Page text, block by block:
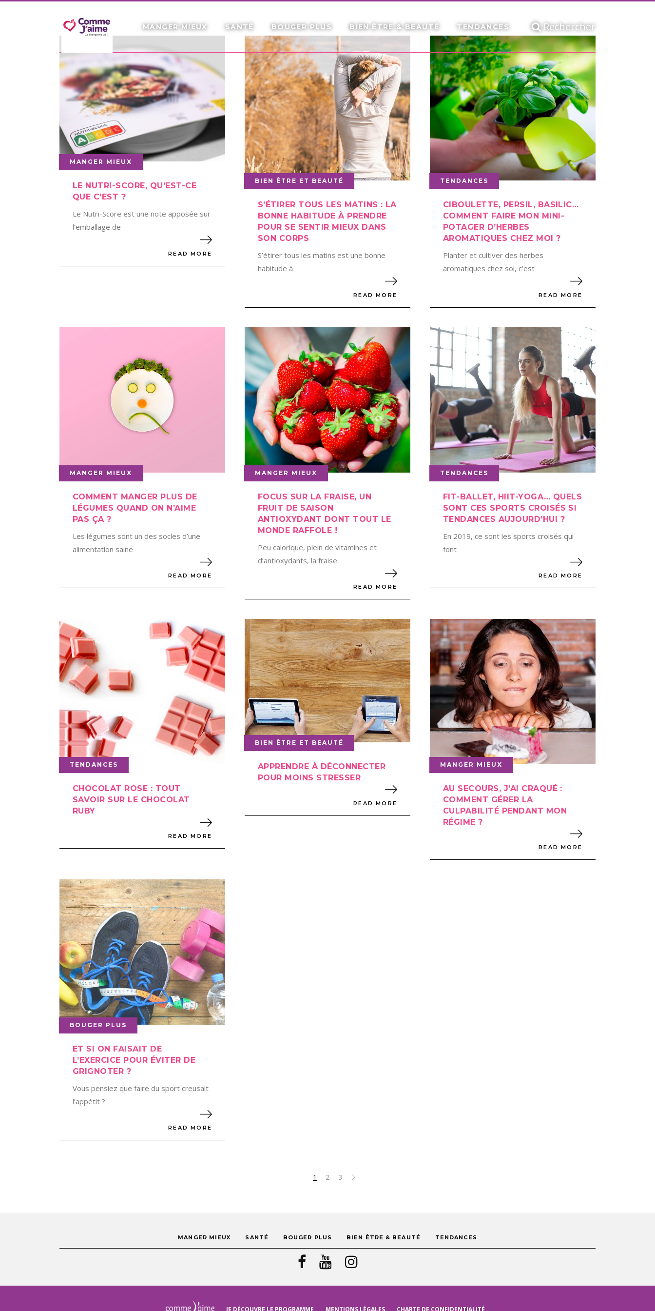
MANGER MIEUX SANTÉ BOUGER PLUS BIEN ÊTRE & BEAUTÉ TENDANCES Rechercher
MANGER MIEUX
LE NUTRI-SCORE, QU’EST-CE
QUE C’EST ?
Le Nutri-Score est une note apposée sur
l’emballage de
READ MORE
BIEN ÊTRE ET BEAUTÉ
S’ÉTIRER TOUS LES MATINS : LA
BONNE HABITUDE À PRENDRE
POUR SE SENTIR MIEUX DANS
SON CORPS
S’étirer tous les matins est une bonne
habitude à
READ MORE
TENDANCES
CIBOULETTE, PERSIL, BASILIC…
COMMENT FAIRE MON MINI-
POTAGER D’HERBES
AROMATIQUES CHEZ MOI ?
Planter et cultiver des herbes
aromatiques chez soi, c’est
READ MORE
MANGER MIEUX
COMMENT MANGER PLUS DE
LÉGUMES QUAND ON N’AIME
PAS ÇA ?
Les légumes sont un des socles d’une
alimentation saine
READ MORE
MANGER MIEUX
FOCUS SUR LA FRAISE, UN
FRUIT DE SAISON
ANTIOXYDANT DONT TOUT LE
MONDE RAFFOLE !
Peu calorique, plein de vitamines et
d’antioxydants, la fraise
READ MORE
TENDANCES
FIT-BALLET, HIIT-YOGA… QUELS
SONT CES SPORTS CROISÉS SI
TENDANCES AUJOURD’HUI ?
En 2019, ce sont les sports croisés qui
font
READ MORE
TENDANCES
CHOCOLAT ROSE : TOUT
SAVOIR SUR LE CHOCOLAT
RUBY
READ MORE
BIEN ÊTRE ET BEAUTÉ
APPRENDRE À DÉCONNECTER
POUR MOINS STRESSER
READ MORE
MANGER MIEUX
AU SECOURS, J’AI CRAQUÉ :
COMMENT GÉRER LA
CULPABILITÉ PENDANT MON
RÉGIME ?
READ MORE
BOUGER PLUS
ET SI ON FAISAIT DE
L’EXERCICE POUR ÉVITER DE
GRIGNOTER ?
Vous pensiez que faire du sport creusait
l’appétit ?
READ MORE
1 2 3
MANGER MIEUX SANTÉ BOUGER PLUS BIEN ÊTRE & BEAUTÉ TENDANCES